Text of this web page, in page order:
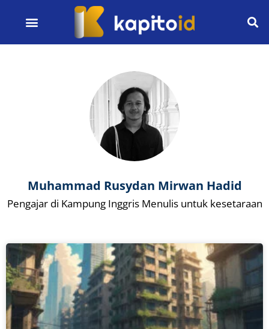
Muhammad Rusydan Mirwan Hadid
Pengajar di Kampung Inggris Menulis untuk kesetaraan